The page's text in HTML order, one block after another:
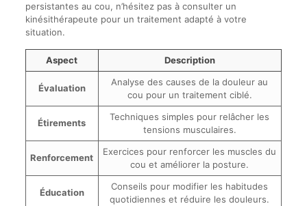
persistantes au cou, n’hésitez pas à consulter un
kinésithérapeute pour un traitement adapté à votre
situation.
Aspect Description
Évaluation
Analyse des causes de la douleur au
cou pour un traitement ciblé.
Étirements
Techniques simples pour relâcher les
tensions musculaires.
Renforcement
Exercices pour renforcer les muscles du
cou et améliorer la posture.
Éducation
Conseils pour modifier les habitudes
quotidiennes et réduire les douleurs.